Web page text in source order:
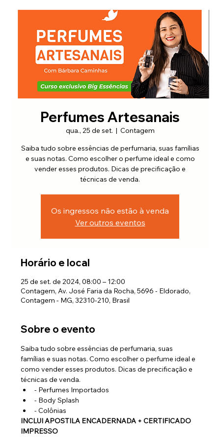
Perfumes Artesanais
qua., 25 de set.
  |
Contagem
Saiba tudo sobre essências de perfumaria, suas famílias
e suas notas. Como escolher o perfume ideal e como
vender esses produtos. Dicas de precificação e
Os ingressos não estão à venda
Ver outros eventos
Horário e local
25 de set. de 2024, 08:00 – 12:00
Contagem, Av. José Faria da Rocha, 5696 - Eldorado,
Contagem - MG, 32310-210, Brasil
Sobre o evento
Saiba tudo sobre essências de perfumaria, suas
famílias e suas notas. Como escolher o perfume ideal e
como vender esses produtos. Dicas de precificação e
técnicas de venda.
- Perfumes Importados
- Body Splash
- Colônias
INCLUI APOSTILA ENCADERNADA + CERTIFICADO
IMPRESSO